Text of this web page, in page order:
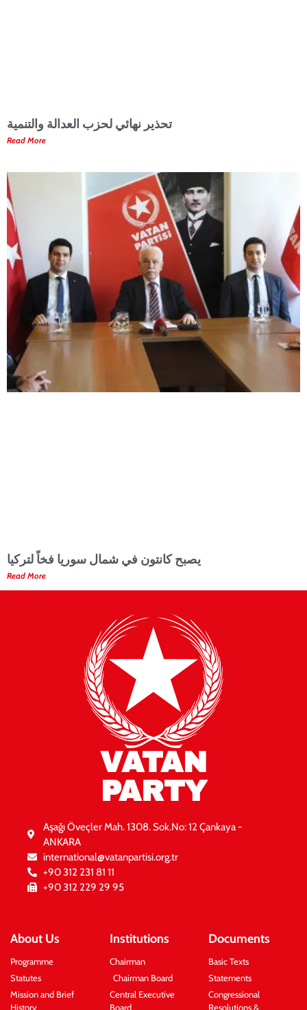
تحذير نهائي لحزب العدالة والتنمية
Read More
يصبح كانتون في شمال سوريا فخاً لتركيا
Read More
VATAN
PARTY
Aşağı Öveçler Mah. 1308. Sok.No: 12 Çankaya -
ANKARA
international@vatanpartisi.org.tr
+90 312 231 81 11
+90 312 229 29 95
About Us
Programme
Statutes
Mission and Brief
History
Institutions
Chairman
Chairman Board
Central Executive
Board
Documents
Basic Texts
Statements
Congressional
Resolutions &